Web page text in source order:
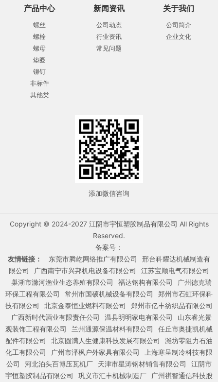
产品中心
螺丝
螺栓
螺母
垫圈
铆钉
非标件
其他类
新闻资讯
公司动态
行业资讯
常见问题
关于我们
公司简介
企业文化
添加微信咨询
Copyright © 2024-2027 江阴市宇恒塑胶制品有限公司 All Rights
Reserved.
备案号：
友情链接：
东莞市腾屹网络推广有限公司
邢台科耀达机械制造有
限公司
广西南宁市兴邦机电设备有限公司
江苏宝顺电气有限公司
巢湖市滁河渔业生态养殖有限公司
福达钢构有限公司
广州德克瑞
环保工程有限公司
常州市国硕机械设备有限公司
郑州市石虹环保科
技有限公司
北京金泰恒业燃料有限公司
郑州市亿丰纺织品有限公司
广西新时代酒业有限责任公司
温县明明家电有限公司
山东睿光景
观装饰工程有限公司
兰州通源保温材料有限公司
任丘市奥捷凯机械
配件有限公司
北京圆满人生健康科技发展有限公司
潍坊零阻力石油
化工有限公司
广州市泽枫户外家具有限公司
上海寒呈制冷科技有限
公司
河北泊头百博压瓦机厂 天津市星涛钢材销售有限公司
江阴市
宇恒塑胶制品有限公司
巩义市汇丰机械制造厂 广州祺智通信科技股